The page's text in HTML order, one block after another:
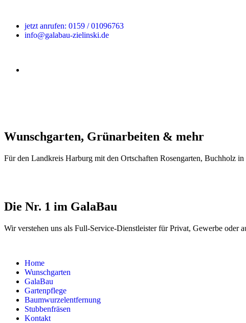
jetzt anrufen: 0159 / 01096763
info@galabau-zielinski.de
Wunschgarten, Grünarbeiten & mehr
Für den Landkreis Harburg mit den Ortschaften Rosengarten, Buchholz
Die Nr. 1 im GalaBau
Wir verstehen uns als Full-Service-Dienstleister für Privat, Gewerbe oder
Home
Wunschgarten
GalaBau
Gartenpflege
Baumwurzelentfernung
Stubbenfräsen
Kontakt